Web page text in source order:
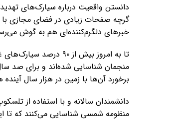
دانستن واقعیت درباره سیارک‌های
گرچه صفحات زیادی در فضای مجازی با
خبرهای دلگرم‌کننده‌ای هم به گوش
منجمان شناسایی شده‌اند و برای صد
برخورد آن‌ها با زمین در هزار سال
منظومه شمسی شناسایی می‌کنند که تا